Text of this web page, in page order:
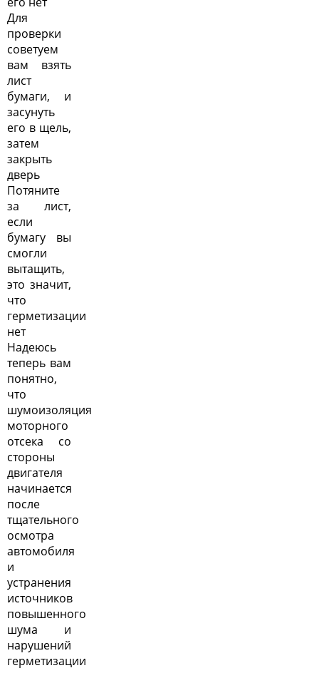
Для
проверки
советуем
вам взять
лист
бумаги, и
засунуть
его в щель,
затем
закрыть
дверь
Потяните
за лист,
если
бумагу вы
смогли
вытащить,
это значит,
что
герметизации
нет
Надеюсь
теперь вам
понятно,
что
шумоизоляция
моторного
отсека со
стороны
двигателя
начинается
после
тщательного
осмотра
автомобиля
и
устранения
источников
повышенного
шума и
нарушений
герметизации